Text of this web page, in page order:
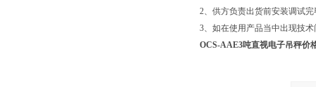
2、供方负责出货前安装调试
3、如在使用产品当中出现技
OCS-AAE3吨直视电子吊秤价